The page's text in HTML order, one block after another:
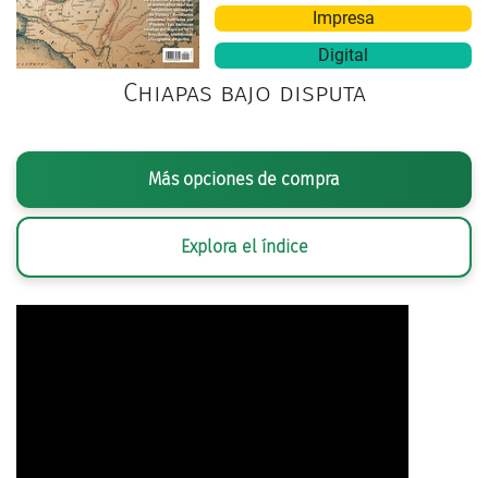
Impresa
Digital
Chiapas bajo disputa
Más opciones de compra
Explora el índice